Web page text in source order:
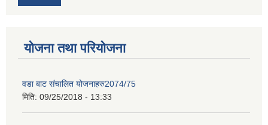
योजना तथा परियोजना
वडा बाट संचालित योजनाहरु2074/75
मिति: 09/25/2018 - 13:33